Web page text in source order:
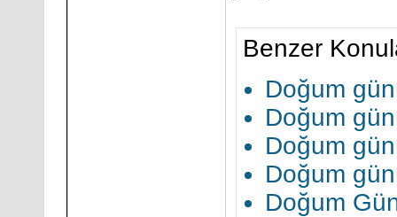
Benzer
Doğum
Doğum
Doğum
Doğum
Doğum